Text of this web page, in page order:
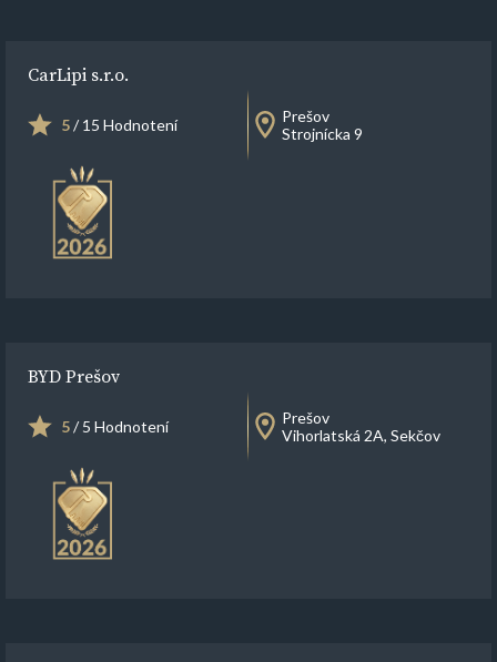
CarLipi s.r.o.
5/ 15 Hodnotení
Prešov
Strojnícka 9
BYD Prešov
5/ 5 Hodnotení
Prešov
Vihorlatská 2A, Sekčov